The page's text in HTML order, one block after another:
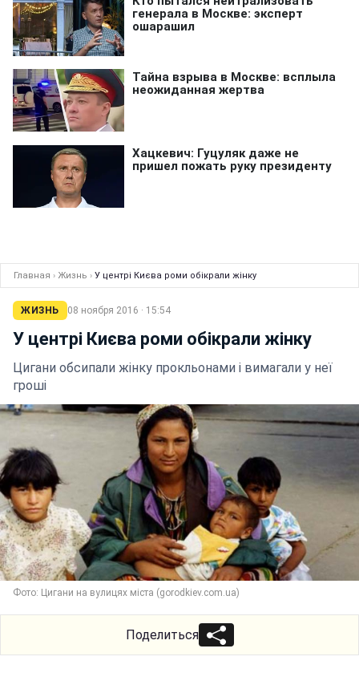
Главная › Жизнь › У центрі Києва роми обікрали жінку
ЖИЗНЬ 08 ноября 2016 · 15:54
У центрі Києва роми обікрали жінку
Цигани обсипали жінку прокльонами і вимагали у неї
гроші
Фото: Цигани на вулицях міста (gorodkiev.com.ua)
Поделиться